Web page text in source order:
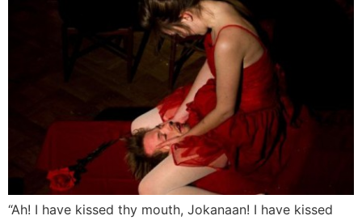
“Ah! I have kissed thy mouth, Jokanaan! I have kissed